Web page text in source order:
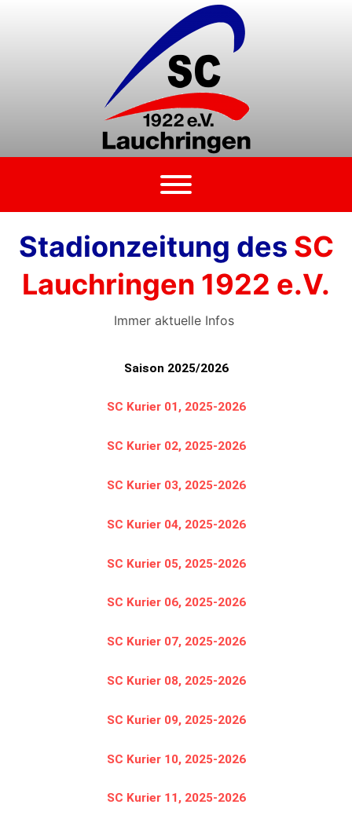
Stadionzeitung des SC
Lauchringen 1922 e.V.
Immer aktuelle Infos
Saison 2025/2026
SC Kurier 01, 2025-2026
SC Kurier 02, 2025-2026
SC Kurier 03, 2025-2026
SC Kurier 04, 2025-2026
SC Kurier 05, 2025-2026
SC Kurier 06, 2025-2026
SC Kurier 07, 2025-2026
SC Kurier 08, 2025-2026
SC Kurier 09, 2025-2026
SC Kurier 10, 2025-2026
SC Kurier 11, 2025-2026